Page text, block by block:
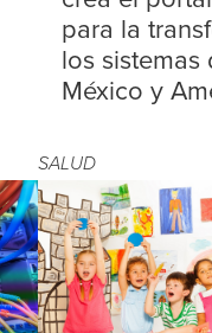
para la
los sistemas
México y
SALUD